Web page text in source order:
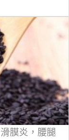
膜炎，腰腿